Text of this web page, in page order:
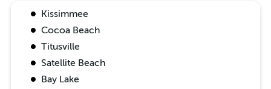
Kissimmee
Cocoa Beach
Titusville
Satellite Beach
Bay Lake